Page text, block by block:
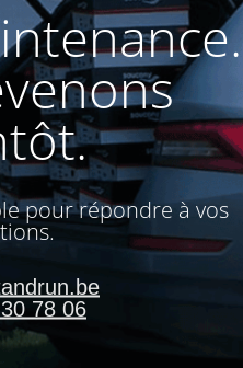
pour répondre à vos
78 06